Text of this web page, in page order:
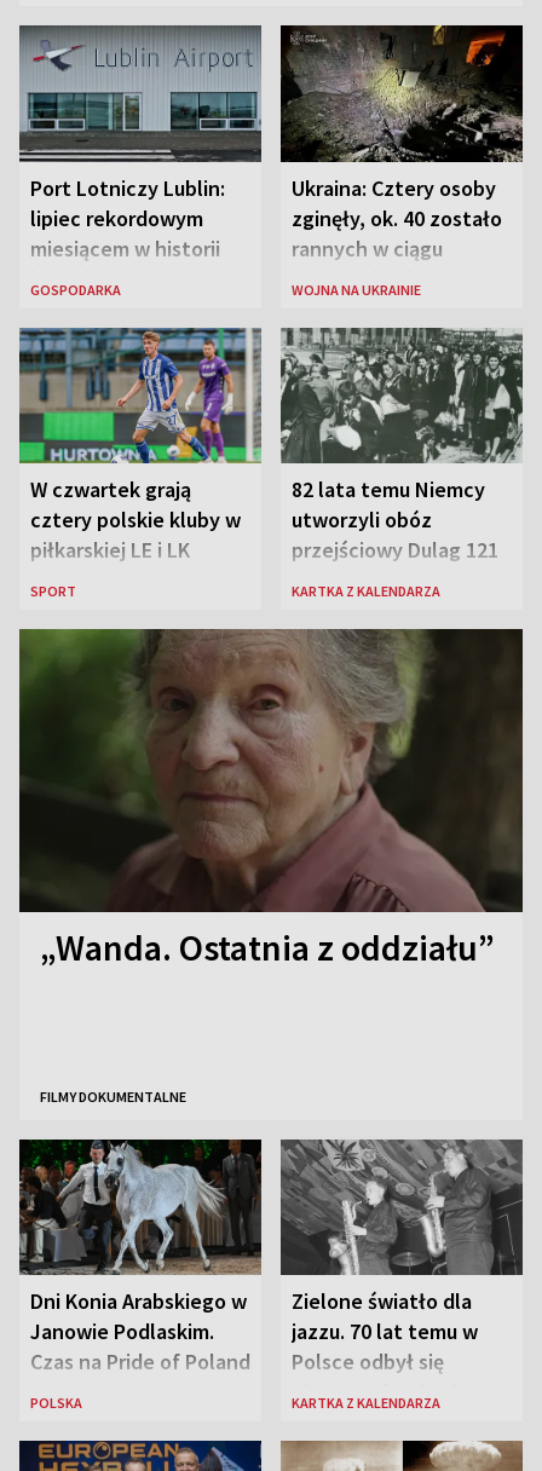
Port Lotniczy Lublin:
lipiec rekordowym
miesiącem w historii
lotniska
GOSPODARKA
Ukraina: Cztery osoby
zginęły, ok. 40 zostało
rannych w ciągu
ostatniej doby w
WOJNA NA UKRAINIE
W czwartek grają
cztery polskie kluby w
piłkarskiej LE i LK
SPORT
82 lata temu Niemcy
utworzyli obóz
przejściowy Dulag 121
KARTKA Z KALENDARZA
„Wanda. Ostatnia z oddziału”
FILMY DOKUMENTALNE
Dni Konia Arabskiego w
Janowie Podlaskim.
Czas na Pride of Poland
POLSKA
Zielone światło dla
jazzu. 70 lat temu w
Polsce odbył się
pierwszy festiwal
KARTKA Z KALENDARZA